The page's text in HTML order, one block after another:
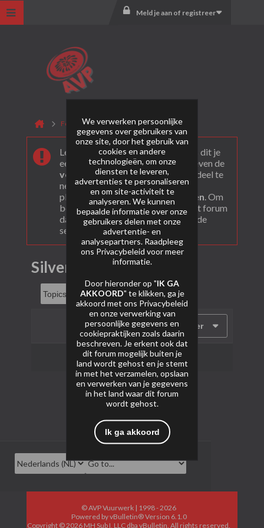
Meld je aan of registreer
Forum Mercurius Silver Collection
Leuk dat je ons gevonden hebt! Als dit je
eerste bezoek is bekijk dan eerst even de
veel gestelde vragen. Om actief deel te
nemen en ook berichten te kunnen
plaatsen moet je je eerstregisteren. Om
berichten te bekijken, selecteer het forum
dat je wil bezoeken uit onderstaande
selectie.
Silver Collection
Filter
Geen onderwerpen gevonden.
© AVP Vuurwerk | 1998 - 2026
Powered byvBulletin®Version 6.1.0
Copyright © 2026 MH Sub I, LLC dba vBulletin. All rights reserved.
We verwerken persoonlijke
gegevens over gebruikers van
onze site, door het gebruik van
cookies en andere
technologieën, om onze
diensten te leveren,
advertenties te personaliseren
en om site-activiteit te
analyseren. We kunnen
bepaalde informatie over onze
gebruikers delen met onze
advertentie- en
analysepartners. Raadpleeg
ons Privacybeleid voor meer
informatie.
Door hieronder op "IK GA
AKKOORD" te klikken, ga je
akkoord met ons Privacybeleid
en onze verwerking van
persoonlijke gegevens en
cookiepraktijken zoals daarin
beschreven. Je erkent ook dat
dit forum mogelijk buiten je
land wordt gehost en je stemt
in met het verzamelen, opslaan
en verwerken van je gegevens
in het land waar dit forum
wordt gehost.
Ik ga akkoord